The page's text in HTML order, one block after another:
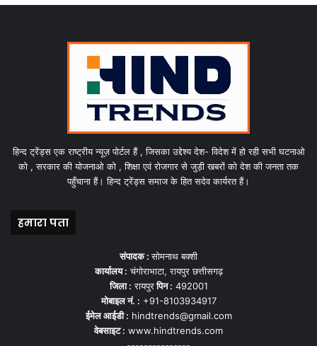
हिन्द ट्रेंड्स एक राष्ट्रीय न्यूज़ पोर्टल हैं , जिसका उद्देश्य देश- विदेश में हो रही सभी घटनाओ
को , सरकार की योजनाओ को , शिक्षा एवं रोजगार से जुड़ी खबरों को देश की जनता तक
पहुँचाना हैं। हिन्द ट्रेंड्स समाज के हित सदेव कार्यरत हैं।
हमारा पता
संपादक :सोमनाथ बक्शी
कार्यालय : चंगोराभाटा, रायपुर छत्तीसगढ़
जिला : रायपुरपिन : 492001
मोबाइल नं. : +91-8103934917
ईमेल आईडी : hindtrends@gmail.com
वेबसाइट : www.hindtrends.com